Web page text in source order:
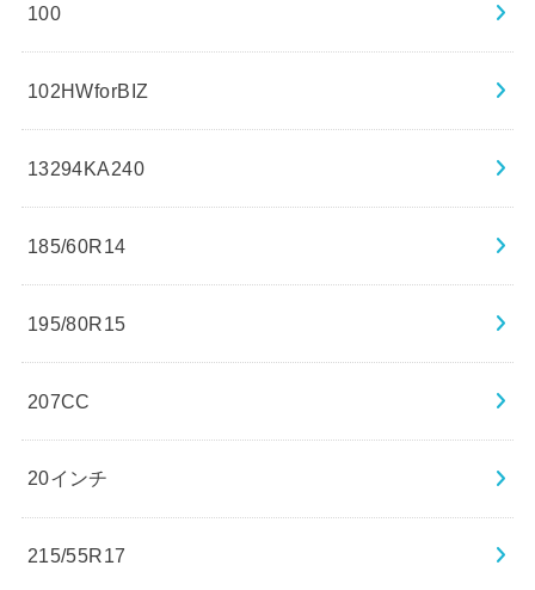
100
102HWforBIZ
13294KA240
185/60R14
195/80R15
207CC
20インチ
215/55R17